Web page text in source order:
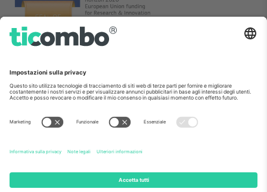
Come visto al telegiornale